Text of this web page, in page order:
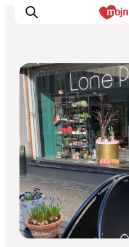
Oplevelser
Byer & Steder
Det sker
Overnatning
Planlæg din ferie
Booking
Shopping